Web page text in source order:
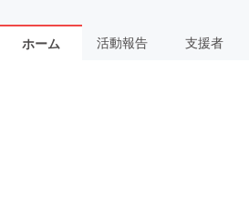
ホーム 活動報告 支援者